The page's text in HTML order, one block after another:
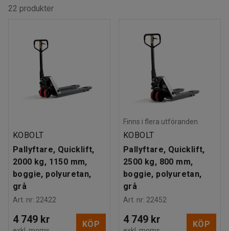
22 produkter
KOBOLT
Pallyftare, Quicklift,
2000 kg, 1150 mm,
boggie, polyuretan,
grå
Art. nr: 22422
4 749 kr KÖP
Finns i flera utföranden
KOBOLT
Pallyftare, Quicklift,
2500 kg, 800 mm,
boggie, polyuretan,
grå
Art. nr: 22452
4 749 kr KÖP